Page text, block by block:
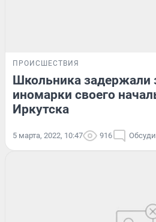
ПРОИСШЕСТВИЯ
Школьника задержали
иномарки своего
Иркутска
5 марта, 2022, 10:47 916